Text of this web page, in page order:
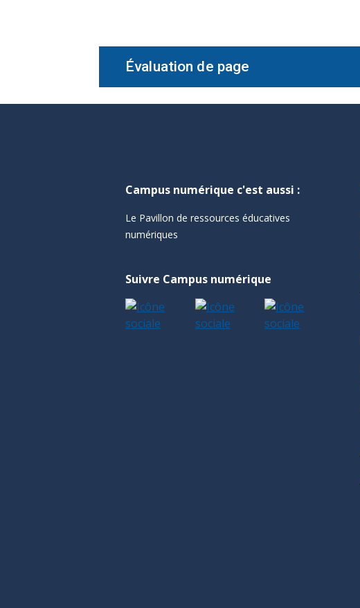
Évaluation de page
Campus numérique c'est aussi :
Le Pavillon de ressources éducatives
numériques
Suivre Campus numérique